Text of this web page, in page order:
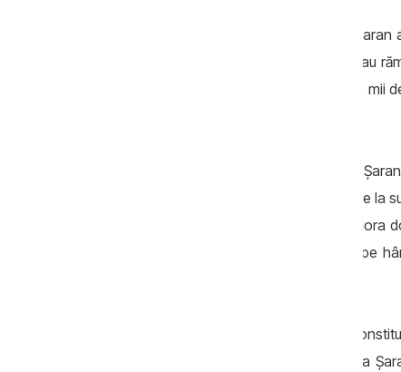
, Eleonora
vânzarea acestuia. Celelalte informații au
demnitara a menționat venituri de 73 de mii
,
același timp, candidata a indicat alte cifre la
iar a doua - 190,8 metri pătrați, și ar valora
mobile. Astfel, Eleonora Șaran a trecut pe
au
imobil, încă 108 mii de lei. În 2017 familia